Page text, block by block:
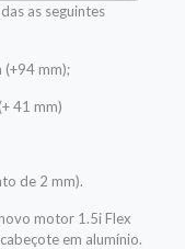
as seguintes
mm);
41 mm)
de 2 mm).
motor 1.5i Flex
em alumínio.